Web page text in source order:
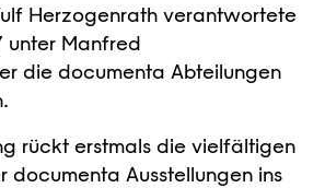
Herzogenrath verantwortete
Manfred
die documenta Abteilungen
rückt erstmals die vielfältigen
documenta Ausstellungen ins